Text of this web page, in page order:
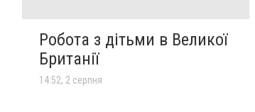
Робота з дітьми в Великої
Британії
14:52, 2 серпня